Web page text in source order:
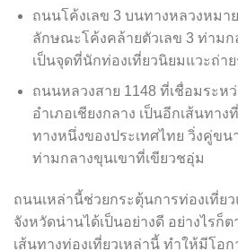
ถนนโค้งเลข 3 บนทางหลวงหมา
ลักษณะโค้งคล้ายตัวเลข 3 ท่ามก
เป็นจุดที่นักท่องเที่ยวนิยมแวะถ่า
ถนนหลวงสาย 1148 ที่เชื่อมระห
อำเภอเชียงกลาง เป็นอีกเส้นทา
ทางหนึ่งของประเทศไทย วิ่งคู่ข
ท่ามกลางขุนเขาที่เขียวชอุ่ม
ถนนเหล่านี้ช่วยกระตุ้นการท่องเที่ย
จังหวัดน่านได้เป็นอย่างดี อย่างไรก็
เส้นทางท่องเที่ยวเหล่านี้ ทำให้มีโอ